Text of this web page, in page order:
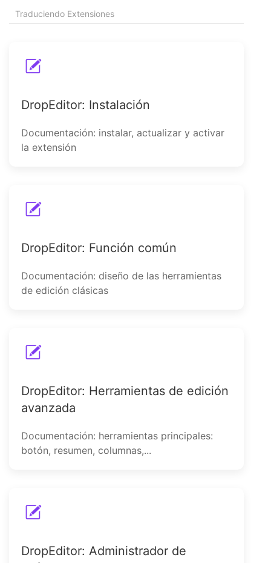
Traduciendo Extensiones
DropEditor: Instalación
Documentación: instalar, actualizar y activar
la extensión
DropEditor: Función común
Documentación: diseño de las herramientas
de edición clásicas
DropEditor: Herramientas de edición
avanzada
Documentación: herramientas principales:
botón, resumen, columnas,...
DropEditor: Administrador de